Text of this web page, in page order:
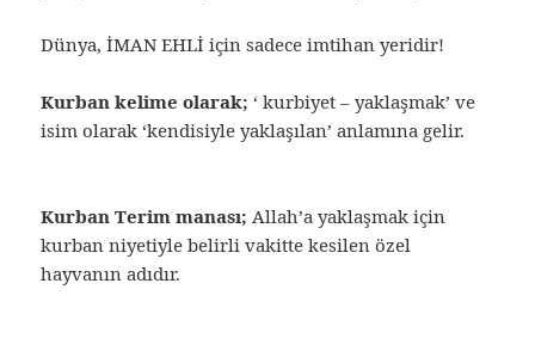
Dünya, İMAN EHLİ için sadece imtihan yeridir!
Kurban kelime olarak; ‘ kurbiyet – yaklaşmak’ ve
isim olarak ‘kendisiyle yaklaşılan’ anlamına gelir.
Kurban Terim manası; Allah’a yaklaşmak için
kurban niyetiyle belirli vakitte kesilen özel
hayvanın adıdır.